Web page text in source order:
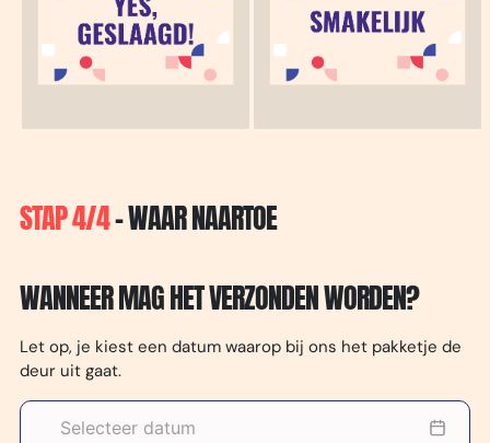
STAP 4/4- WAAR NAARTOE
WANNEER MAG HET VERZONDEN WORDEN?
Let op, je kiest een datum waarop bij ons het pakketje de
deur uit gaat.